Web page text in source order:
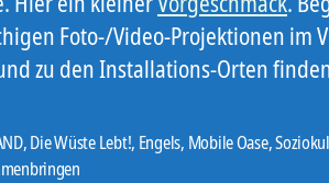
Foto-/Video-Projektionen im
zu den Installations-Orten
,Die Wüste Lebt!, Engels, Mobile Oase,